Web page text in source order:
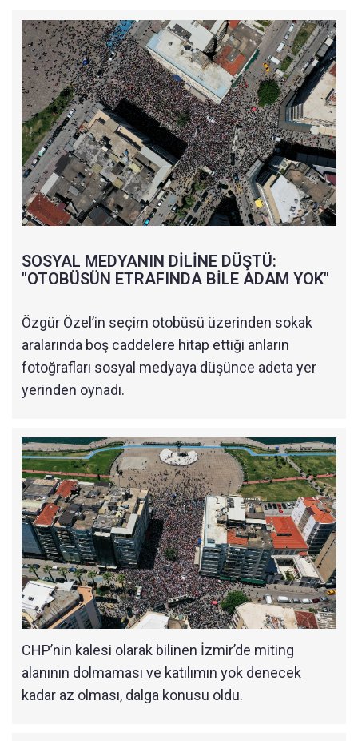
SOSYAL MEDYANIN DİLİNE DÜŞTÜ:
"OTOBÜSÜN ETRAFINDA BİLE ADAM YOK"
Özgür Özel’in seçim otobüsü üzerinden sokak
aralarında boş caddelere hitap ettiği anların
fotoğrafları sosyal medyaya düşünce adeta yer
yerinden oynadı.
CHP’nin kalesi olarak bilinen İzmir’de miting
alanının dolmaması ve katılımın yok denecek
kadar az olması, dalga konusu oldu.